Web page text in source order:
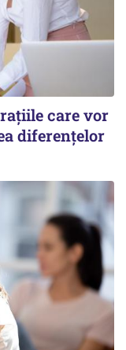
care vor
diferențelor